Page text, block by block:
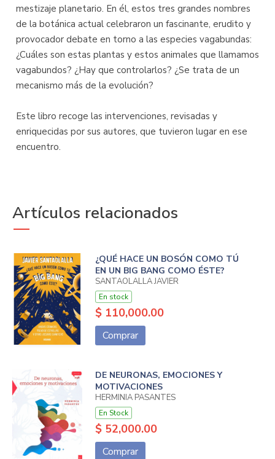
mestizaje planetario. En él, estos tres grandes nombres
de la botánica actual celebraron un fascinante, erudito y
provocador debate en torno a las especies vagabundas:
¿Cuáles son estas plantas y estos animales que llamamos
vagabundos? ¿Hay que controlarlos? ¿Se trata de un
mecanismo más de la evolución?
Este libro recoge las intervenciones, revisadas y
enriquecidas por sus autores, que tuvieron lugar en ese
encuentro.
Artículos relacionados
¿QUÉ HACE UN BOSÓN COMO TÚ
EN UN BIG BANG COMO ÉSTE?
SANTAOLALLA JAVIER
En stock
$ 110,000.00
Comprar
DE NEURONAS, EMOCIONES Y
MOTIVACIONES
HERMINIA PASANTES
En Stock
$ 52,000.00
Comprar